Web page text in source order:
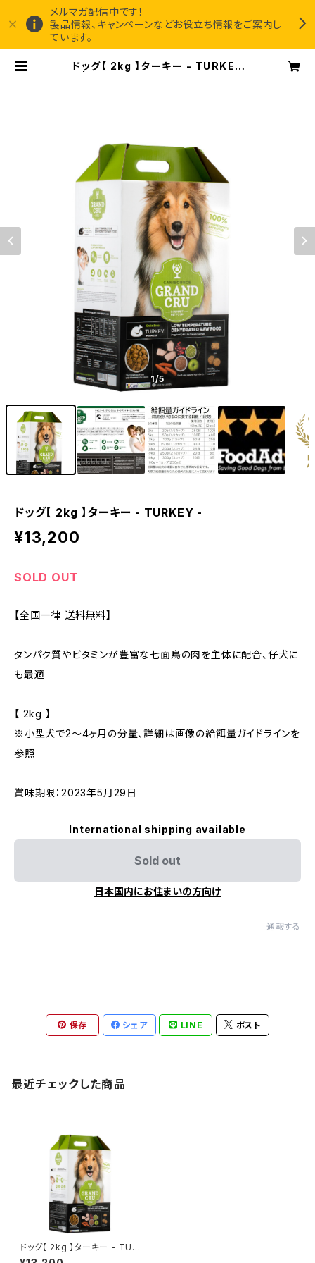
メルマガ配信中です！
製品情報、キャンペーンなどお役立ち情報をご案内し
ています。
ドッグ【 2kg 】ターキー - TURKEY
1/5
ドッグ【 2kg 】ターキー - TURKEY -
¥13,200
SOLD OUT
【全国一律 送料無料】
タンパク質やビタミンが豊富な七面鳥の肉を主体に配合、仔犬に
も最適
【 2kg 】
※小型犬で2〜4ヶ月の分量、詳細は画像の給餌量ガイドラインを
参照
賞味期限：2023年5月29日
International shipping available
Sold out
日本国内にお住まいの方向け
通報する
保存 シェア LINE ポスト
最近チェックした商品
ドッグ【 2kg 】ターキー - TURK
EY -